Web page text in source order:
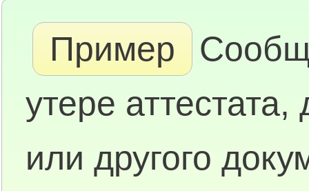
Пример
утере
или другого